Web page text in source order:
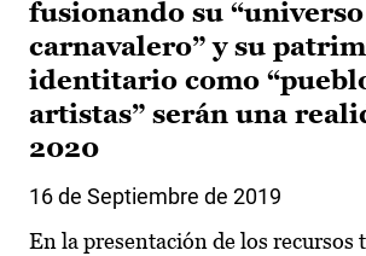
fusionando su “universo
carnavalero” y su
identitario como
artistas” serán una
2020
16 de Septiembre de 2019
En la presentación de los recursos